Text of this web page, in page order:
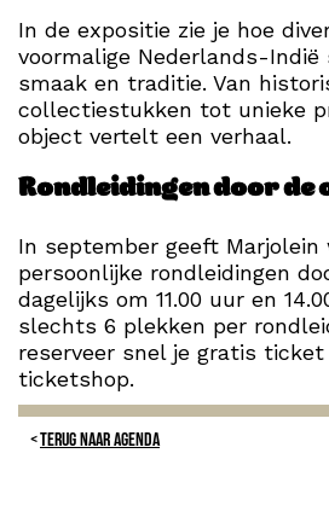
In de expositie zie je hoe
voormalige Nederlands-Indië
smaak en traditie. Van
collectiestukken tot unieke
object vertelt een verhaal.
Rondleidingen door de
In september geeft Marjolein
persoonlijke rondleidingen
dagelijks om 11.00 uur en
slechts 6 plekken per
reserveer snel je gratis ticket
ticketshop.
TERUG NAAR AGENDA